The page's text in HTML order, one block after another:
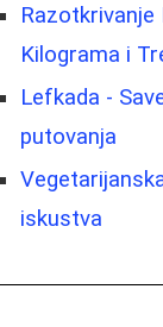
Razotkrivanje
Kilograma i
Lefkada -
putovanja
iskustva